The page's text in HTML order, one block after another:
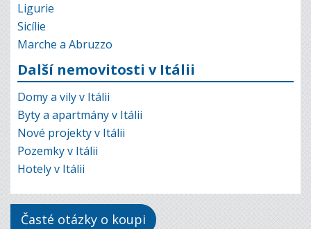
Ligurie
Sicílie
Marche a Abruzzo
Další nemovitosti v Itálii
Domy a vily v Itálii
Byty a apartmány v Itálii
Nové projekty v Itálii
Pozemky v Itálii
Hotely v Itálii
Časté otázky o koupi